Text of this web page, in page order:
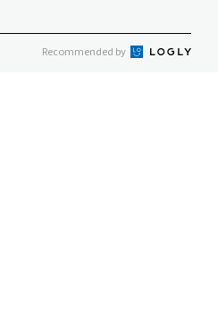
Recommended by